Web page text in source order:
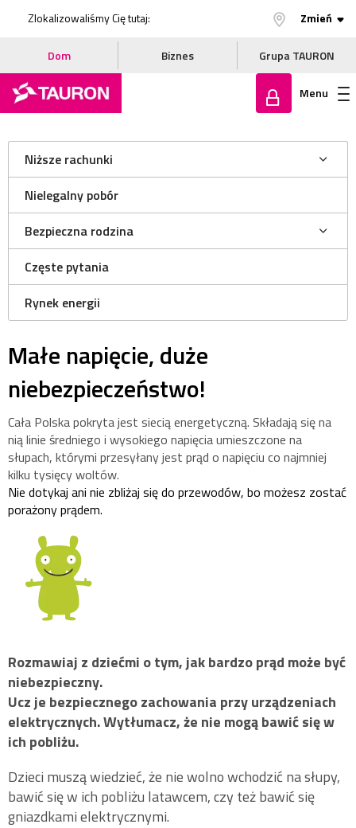
Zlokalizowaliśmy Cię tutaj: Zmień
Dom Biznes Grupa TAURON
Zaloguj
się
Menu
Niższe rachunki
Nielegalny pobór
Bezpieczna rodzina
Częste pytania
Rynek energii
Małe napięcie, duże
niebezpieczeństwo!
Cała Polska pokryta jest siecią energetyczną. Składają się na
nią linie średniego i wysokiego napięcia umieszczone na
słupach, którymi przesyłany jest prąd o napięciu co najmniej
kilku tysięcy woltów.
Nie dotykaj ani nie zbliżaj się do przewodów, bo możesz zostać
porażony prądem.
Rozmawiaj z dziećmi o tym, jak bardzo prąd może być
niebezpieczny.
Ucz je bezpiecznego zachowania przy urządzeniach
elektrycznych. Wytłumacz, że nie mogą bawić się w
ich pobliżu.
Dzieci muszą wiedzieć, że nie wolno wchodzić na słupy,
bawić się w ich pobliżu latawcem, czy też bawić się
gniazdkami elektrycznymi.